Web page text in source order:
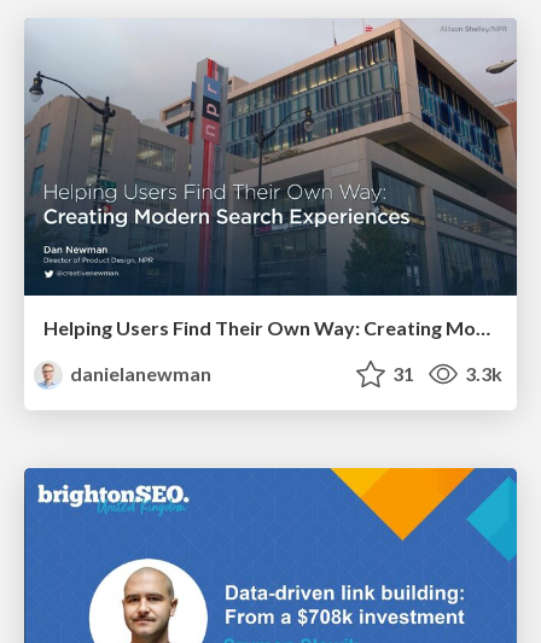
danielanewman
31 3.3k